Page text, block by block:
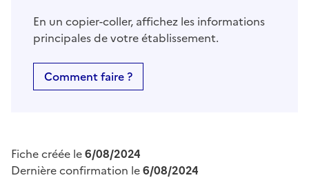
En un copier-coller, affichez les informations
principales de votre établissement.
Comment faire ?
Fiche créée le6/08/2024
Dernière confirmation le6/08/2024